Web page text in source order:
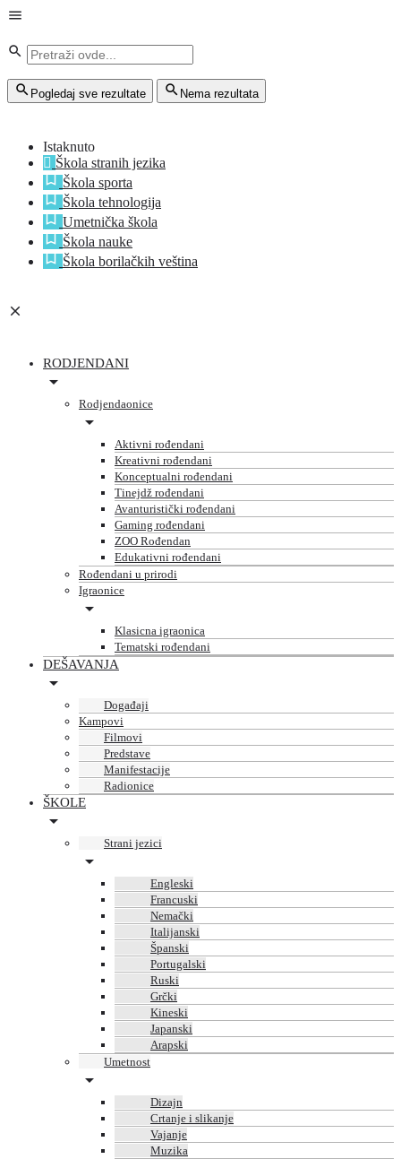
Pogledaj sve rezultate Nema rezultata
Istaknuto
Škola stranih jezika
Škola sporta
Škola tehnologija
Umetnička škola
Škola nauke
Škola borilačkih veština
RODJENDANI
Rodjendaonice
Aktivni rođendani
Kreativni rođendani
Konceptualni rođendani
Tinejdž rođendani
Avanturistički rođendani
Gaming rođendani
ZOO Rođendan
Edukativni rođendani
Rođendani u prirodi
Igraonice
Klasicna igraonica
Tematski rođendani
DEŠAVANJA
Događaji
Kampovi
Filmovi
Predstave
Manifestacije
Radionice
ŠKOLE
Strani jezici
Engleski
Francuski
Nemački
Italijanski
Španski
Portugalski
Ruski
Grčki
Kineski
Japanski
Arapski
Umetnost
Dizajn
Crtanje i slikanje
Vajanje
Muzika